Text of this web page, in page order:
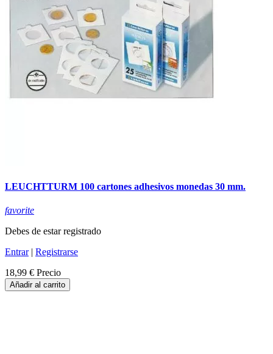
LEUCHTTURM 100 cartones adhesivos monedas 30 mm.
favorite
Debes de estar registrado
Entrar| Registrarse
18,99 € Precio
Añadir al carrito